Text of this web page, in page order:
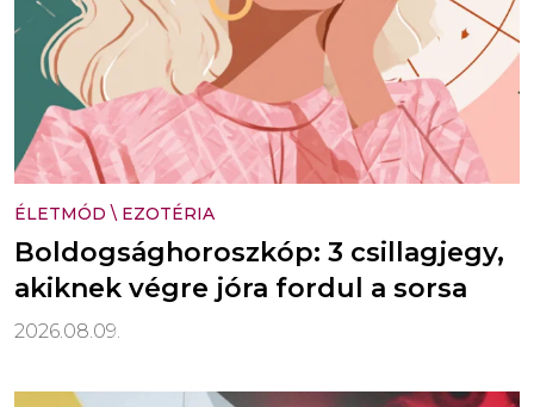
ÉLETMÓD \ EZOTÉRIA
Boldogsághoroszkóp: 3 csillagjegy,
akiknek végre jóra fordul a sorsa
2026.08.09.